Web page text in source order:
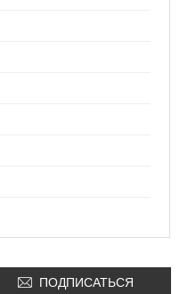
ПОДПИСАТЬСЯ